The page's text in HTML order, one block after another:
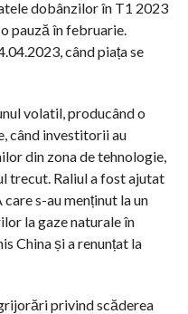
dobânzilor în T1 2023
pauză în februarie.
când piața se
volatil, producând o
când investitorii au
din zona de tehnologie,
trecut. Raliul a fost ajutat
s-au menținut la un
la gaze naturale în
China și a renunțat la
privind scăderea